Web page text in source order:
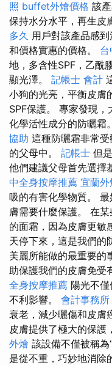
照 buffet外燴價格 該
保持水分水平，再生皮
多久 用戶對該產品感
和價格實惠的價格。
地，多含性SPF，乙酰
顯光澤。 記帳士 會計
小狗的光亮，平衡皮膚
SPF保護。 專家發現
化學活性成分的防曬霜
協助 這種防曬霜非常
的父母中。 記帳士 但
他們建議父母首先選擇
中全身按摩推薦 宜蘭外
吸的有害化學物質。
膚需要什麼保護。 在
的面霜，因為皮膚更敏
天停下來，這是我們的
美麗所能做的最重要的
助保護我們的皮膚免受
全身按摩推薦 陽光不
不利影響。 會計事務所
衰老，減少曬傷和皮膚
皮膚提供了極大的保護
外燴 該設備不僅被稱為
是從不重，巧妙地消除